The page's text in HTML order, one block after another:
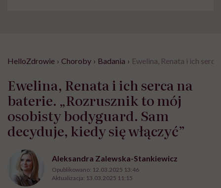
HelloZdrowie › Choroby › Badania › Ewelina, Renata i ich
Ewelina, Renata i ich serca na
baterie. „Rozrusznik to mój
osobisty bodyguard. Sam
decyduje, kiedy się włączyć”
Aleksandra Zalewska-Stankiewicz
Opublikowano: 12.03.2025 13:46
Aktualizacja: 13.03.2025 11:15